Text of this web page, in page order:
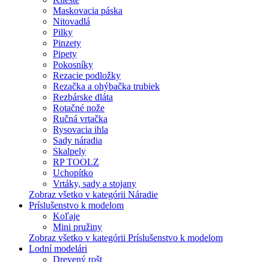
Maskovacia páska
Nitovadlá
Pilky
Pinzety
Pipety
Pokosníky
Rezacie podložky
Rezačka a ohýbačka trubiek
Rezbárske dláta
Rotačné nože
Ručná vrtačka
Rysovacia ihla
Sady náradia
Skalpely
RP TOOLZ
Uchopítko
Vrtáky, sady a stojany
Zobraz všetko v kategórii Náradie
Príslušenstvo k modelom
Koľaje
Mini pružiny
Zobraz všetko v kategórii Príslušenstvo k modelom
Lodní modelári
Drevený rošt